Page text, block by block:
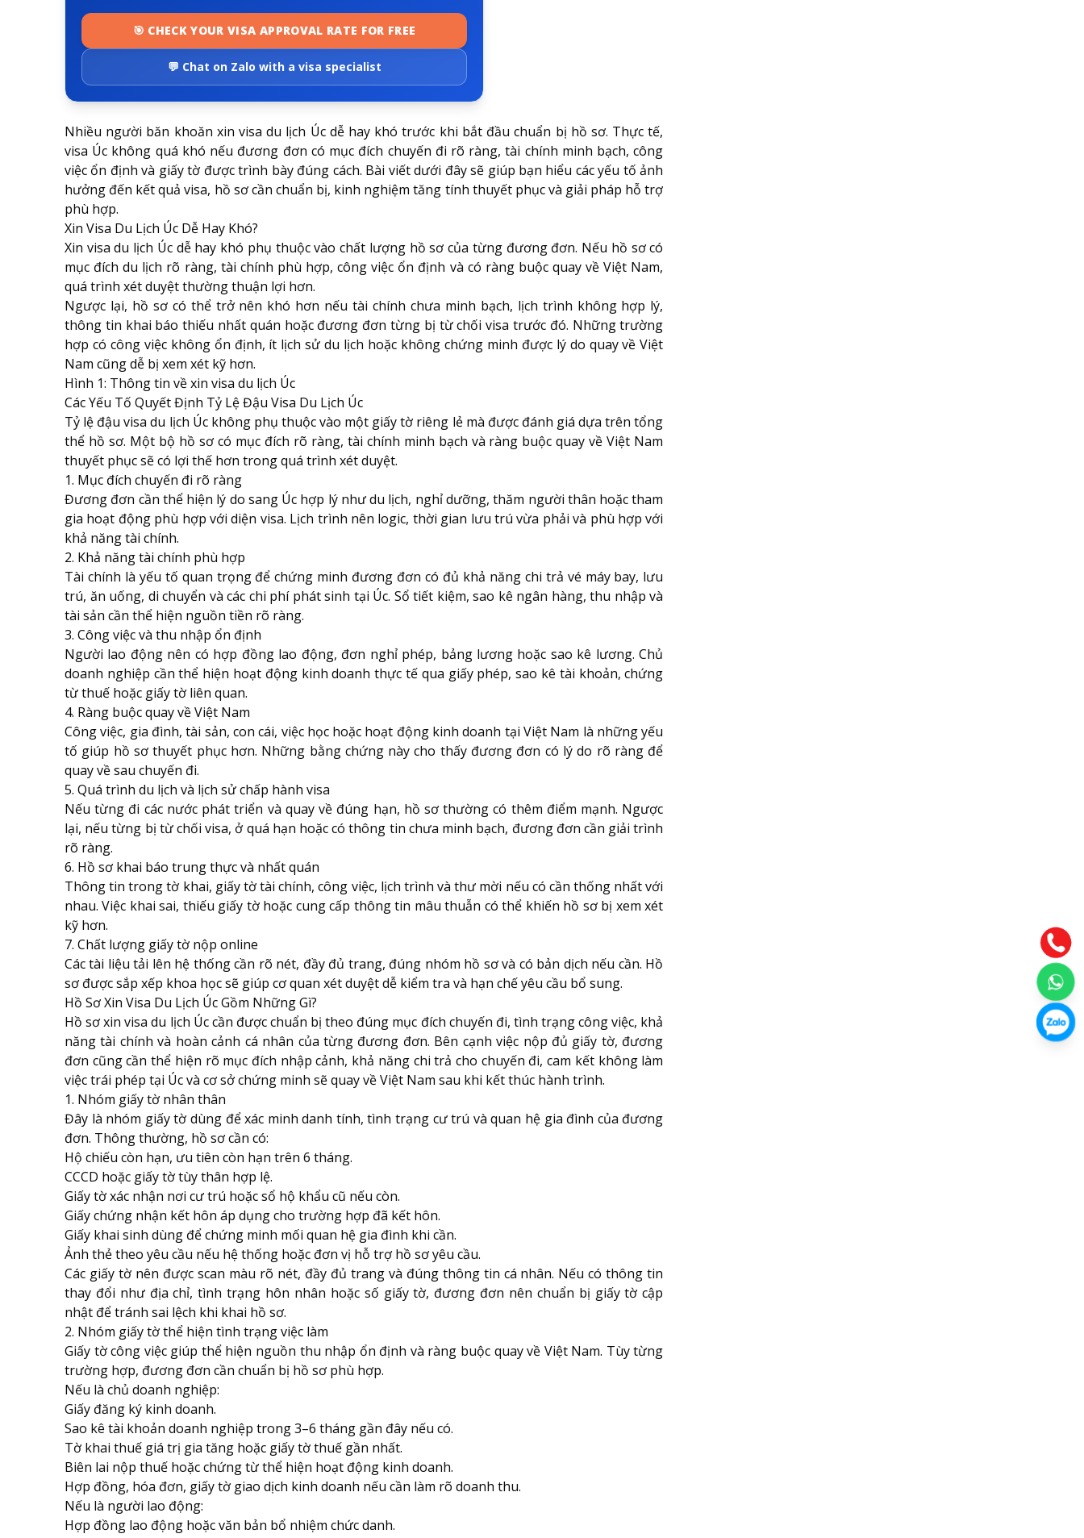
🎯 CHECK YOUR VISA APPROVAL RATE FOR FREE
💬 Chat on Zalo with a visa specialist
Nhiều người băn khoăn xin visa du lịch Úc dễ hay khó trước khi bắt đầu chuẩn bị hồ sơ. Thực tế,
visa Úc không quá khó nếu đương đơn có mục đích chuyến đi rõ ràng, tài chính minh bạch, công
việc ổn định và giấy tờ được trình bày đúng cách. Bài viết dưới đây sẽ giúp bạn hiểu các yếu tố ảnh
hưởng đến kết quả visa, hồ sơ cần chuẩn bị, kinh nghiệm tăng tính thuyết phục và giải pháp hỗ trợ
phù hợp.
Xin Visa Du Lịch Úc Dễ Hay Khó?
Xin visa du lịch Úc dễ hay khó phụ thuộc vào chất lượng hồ sơ của từng đương đơn. Nếu hồ sơ có
mục đích du lịch rõ ràng, tài chính phù hợp, công việc ổn định và có ràng buộc quay về Việt Nam,
quá trình xét duyệt thường thuận lợi hơn.
Ngược lại, hồ sơ có thể trở nên khó hơn nếu tài chính chưa minh bạch, lịch trình không hợp lý,
thông tin khai báo thiếu nhất quán hoặc đương đơn từng bị từ chối visa trước đó. Những trường
hợp có công việc không ổn định, ít lịch sử du lịch hoặc không chứng minh được lý do quay về Việt
Nam cũng dễ bị xem xét kỹ hơn.
Hình 1: Thông tin về xin visa du lịch Úc
Các Yếu Tố Quyết Định Tỷ Lệ Đậu Visa Du Lịch Úc
Tỷ lệ đậu visa du lịch Úc không phụ thuộc vào một giấy tờ riêng lẻ mà được đánh giá dựa trên tổng
thể hồ sơ. Một bộ hồ sơ có mục đích rõ ràng, tài chính minh bạch và ràng buộc quay về Việt Nam
thuyết phục sẽ có lợi thế hơn trong quá trình xét duyệt.
1. Mục đích chuyến đi rõ ràng
Đương đơn cần thể hiện lý do sang Úc hợp lý như du lịch, nghỉ dưỡng, thăm người thân hoặc tham
gia hoạt động phù hợp với diện visa. Lịch trình nên logic, thời gian lưu trú vừa phải và phù hợp với
khả năng tài chính.
2. Khả năng tài chính phù hợp
Tài chính là yếu tố quan trọng để chứng minh đương đơn có đủ khả năng chi trả vé máy bay, lưu
trú, ăn uống, di chuyển và các chi phí phát sinh tại Úc. Sổ tiết kiệm, sao kê ngân hàng, thu nhập và
tài sản cần thể hiện nguồn tiền rõ ràng.
3. Công việc và thu nhập ổn định
Người lao động nên có hợp đồng lao động, đơn nghỉ phép, bảng lương hoặc sao kê lương. Chủ
doanh nghiệp cần thể hiện hoạt động kinh doanh thực tế qua giấy phép, sao kê tài khoản, chứng
từ thuế hoặc giấy tờ liên quan.
4. Ràng buộc quay về Việt Nam
Công việc, gia đình, tài sản, con cái, việc học hoặc hoạt động kinh doanh tại Việt Nam là những yếu
tố giúp hồ sơ thuyết phục hơn. Những bằng chứng này cho thấy đương đơn có lý do rõ ràng để
quay về sau chuyến đi.
5. Quá trình du lịch và lịch sử chấp hành visa
Nếu từng đi các nước phát triển và quay về đúng hạn, hồ sơ thường có thêm điểm mạnh. Ngược
lại, nếu từng bị từ chối visa, ở quá hạn hoặc có thông tin chưa minh bạch, đương đơn cần giải trình
rõ ràng.
6. Hồ sơ khai báo trung thực và nhất quán
Thông tin trong tờ khai, giấy tờ tài chính, công việc, lịch trình và thư mời nếu có cần thống nhất với
nhau. Việc khai sai, thiếu giấy tờ hoặc cung cấp thông tin mâu thuẫn có thể khiến hồ sơ bị xem xét
kỹ hơn.
7. Chất lượng giấy tờ nộp online
Các tài liệu tải lên hệ thống cần rõ nét, đầy đủ trang, đúng nhóm hồ sơ và có bản dịch nếu cần. Hồ
sơ được sắp xếp khoa học sẽ giúp cơ quan xét duyệt dễ kiểm tra và hạn chế yêu cầu bổ sung.
Hồ Sơ Xin Visa Du Lịch Úc Gồm Những Gì?
Hồ sơ xin visa du lịch Úc cần được chuẩn bị theo đúng mục đích chuyến đi, tình trạng công việc, khả
năng tài chính và hoàn cảnh cá nhân của từng đương đơn. Bên cạnh việc nộp đủ giấy tờ, đương
đơn cũng cần thể hiện rõ mục đích nhập cảnh, khả năng chi trả cho chuyến đi, cam kết không làm
việc trái phép tại Úc và cơ sở chứng minh sẽ quay về Việt Nam sau khi kết thúc hành trình.
1. Nhóm giấy tờ nhân thân
Đây là nhóm giấy tờ dùng để xác minh danh tính, tình trạng cư trú và quan hệ gia đình của đương
đơn. Thông thường, hồ sơ cần có:
Hộ chiếu còn hạn, ưu tiên còn hạn trên 6 tháng.
CCCD hoặc giấy tờ tùy thân hợp lệ.
Giấy tờ xác nhận nơi cư trú hoặc sổ hộ khẩu cũ nếu còn.
Giấy chứng nhận kết hôn áp dụng cho trường hợp đã kết hôn.
Giấy khai sinh dùng để chứng minh mối quan hệ gia đình khi cần.
Ảnh thẻ theo yêu cầu nếu hệ thống hoặc đơn vị hỗ trợ hồ sơ yêu cầu.
Các giấy tờ nên được scan màu rõ nét, đầy đủ trang và đúng thông tin cá nhân. Nếu có thông tin
thay đổi như địa chỉ, tình trạng hôn nhân hoặc số giấy tờ, đương đơn nên chuẩn bị giấy tờ cập
nhật để tránh sai lệch khi khai hồ sơ.
2. Nhóm giấy tờ thể hiện tình trạng việc làm
Giấy tờ công việc giúp thể hiện nguồn thu nhập ổn định và ràng buộc quay về Việt Nam. Tùy từng
trường hợp, đương đơn cần chuẩn bị hồ sơ phù hợp.
Nếu là chủ doanh nghiệp:
Giấy đăng ký kinh doanh.
Sao kê tài khoản doanh nghiệp trong 3–6 tháng gần đây nếu có.
Tờ khai thuế giá trị gia tăng hoặc giấy tờ thuế gần nhất.
Biên lai nộp thuế hoặc chứng từ thể hiện hoạt động kinh doanh.
Hợp đồng, hóa đơn, giấy tờ giao dịch kinh doanh nếu cần làm rõ doanh thu.
Nếu là người lao động:
Hợp đồng lao động hoặc văn bản bổ nhiệm chức danh.